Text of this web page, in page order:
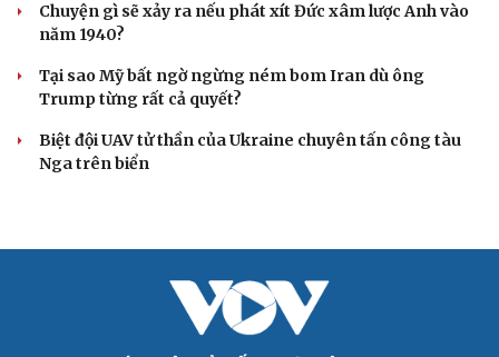
Chuyện gì sẽ xảy ra nếu phát xít Đức xâm lược Anh vào
năm 1940?
Tại sao Mỹ bất ngờ ngừng ném bom Iran dù ông
Trump từng rất cả quyết?
Biệt đội UAV tử thần của Ukraine chuyên tấn công tàu
Nga trên biển